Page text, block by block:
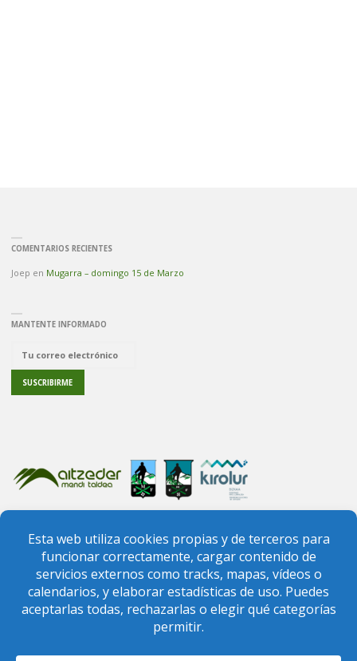
COMENTARIOS RECIENTES
Joep en Mugarra – domingo 15 de Marzo
MANTENTE INFORMADO
PREGUNTAS FRECUENTES
CONTACTO
FEDERACIÓN VIZCAÍNA DE MONTAÑA
FEDERACIÓN VASCA DE MONTAÑA